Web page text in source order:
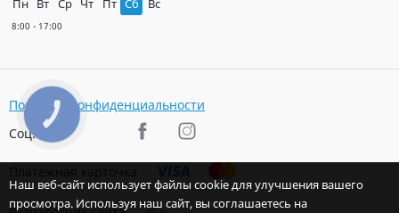
Пн Вт Ср Чт Пт Сб Вс
Политика конфиденциальности
Соц. сети
Наш веб-сайт использует файлы cookie для улучшения вашего
просмотра. Используя наш сайт, вы соглашаетесь на
КНОПКА
ЗВ'ЯЗКУ